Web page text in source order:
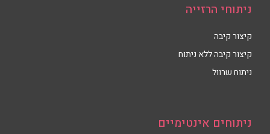
ניתוחי הרזייה
קיצור קיבה
קיצור קיבה ללא ניתוח
ניתוח שרוול
ניתוחים אינטימיים